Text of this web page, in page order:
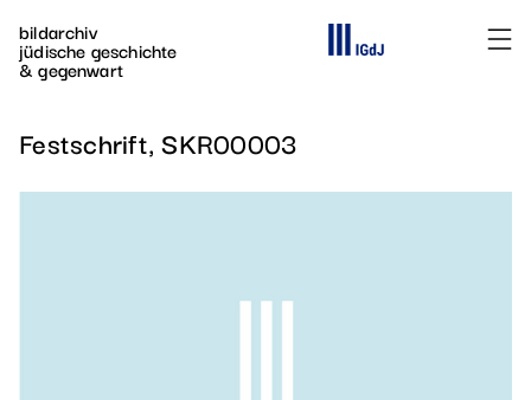
bildarchiv
jüdische geschichte
& gegenwart
Die Webseite
Festschrift, SKR00003